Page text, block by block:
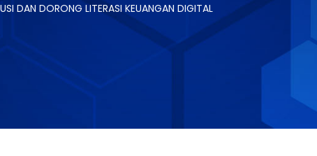
DAN DORONG LITERASI KEUANGAN DIGITAL